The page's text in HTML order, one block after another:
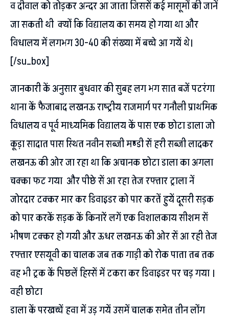
व दीवाल को तोड़कर अन्दर आ जाता जिससें कई मासूमों की जानें
जा सकती थी क्यों कि विद्यालय का समय हो गया था और
विधालय में लगभग 30-40 की संख्या में बच्चे आ गयें थे।
[/su_box]
जानकारी कें अनुसार बुधवार की सुबह लग भग सात बजें पटरंगा
थाना कें फैजाबाद लखनऊ राष्ट्रीय राजमार्ग पर गनौली प्राथमिक
विधालय व पूर्व माध्यमिक विद्यालय कें पास एक छोटा डाला जो
कूड़ा सादात पास स्थित नवीन सब्जी मण्डी सें हरी सब्जी लादकर
लखनऊ की ओर जा रहा था कि अचानक छोटा डाला का अगला
चक्का फट गया और पीछे सें आ रहा तेज रफ्तार ट्राला नें
जोरदार टक्कर मार कर डिवाइडर को पार करतें हुयें दूसरी सड़क
को पार करकें सड़क कें किनारें लगें एक विशालकाय सीशम सें
भीषण टक्कर हो गयी और ऊधर लखनऊ की ओर सें आ रही तेज
रफ्तार एसयूवी का चालक जब तक गाड़ी को रोक पाता तब तक
वह भी ट्रक कें पिछलें हिस्सें में टकरा कर डिवाइडर पर चड़ गया ।
वही छोटा
डाला कें परखच्चें हवा में उड़ गयें उसमें चालक समेत तीन लोंग